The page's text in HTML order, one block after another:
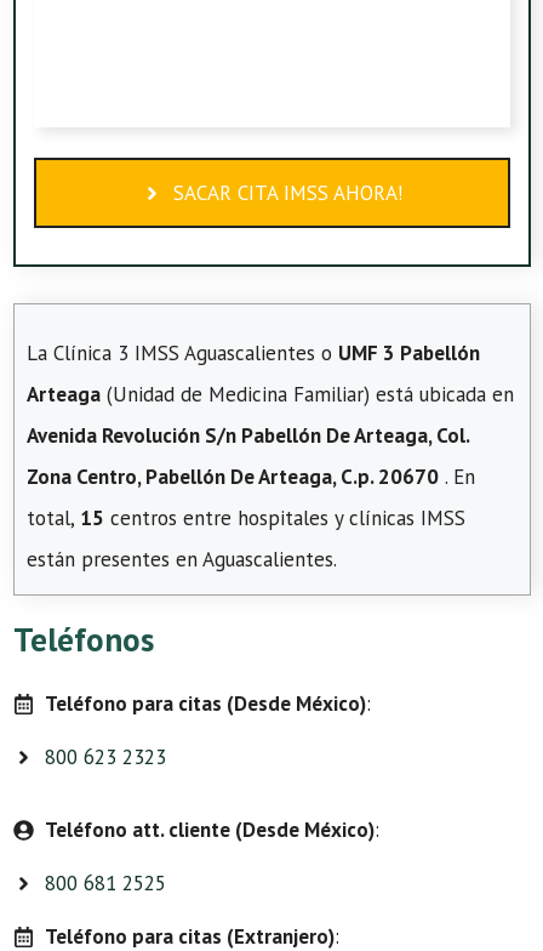
SACAR CITA IMSS AHORA!
La Clínica 3 IMSS Aguascalientes o UMF 3 Pabellón
Arteaga (Unidad de Medicina Familiar) está ubicada en
Avenida Revolución S/n Pabellón De Arteaga, Col.
Zona Centro, Pabellón De Arteaga, C.p. 20670 . En
total, 15 centros entre hospitales y clínicas IMSS
están presentes en Aguascalientes.
Teléfonos
Teléfono para citas (Desde México):
800 623 2323
Teléfono att. cliente (Desde México):
800 681 2525
Teléfono para citas (Extranjero):